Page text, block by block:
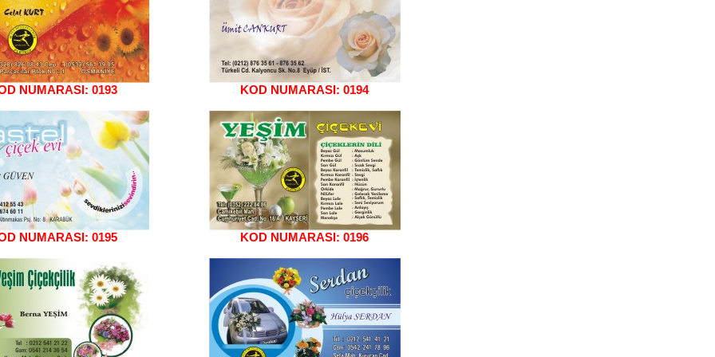
NUMARASI: 0193 KOD NUMARASI: 0194
NUMARASI: 0195 KOD NUMARASI: 0196